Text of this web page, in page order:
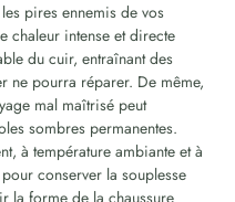
pires ennemis de vos
chaleur intense et directe
du cuir, entraînant des
ne pourra réparer. De même,
mal maîtrisé peut
sombres permanentes.
à température ambiante et à
conserver la souplesse